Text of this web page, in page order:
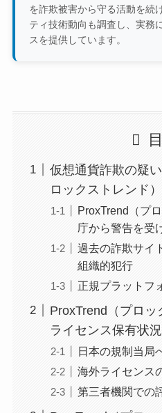
を詐欺被害から守る活動を続
ティ技術動向も調査し、実務
スを提供しています。
仮想通貨詐欺の疑
ロックストレンド
ProxTrend（プ
庁から警告を受
過去の詐欺サイ
組織的犯行
正規プラットフ
ProxTrend（プロ
ライセンス保有状
日本の規制当局
海外ライセンス
第三者機関での